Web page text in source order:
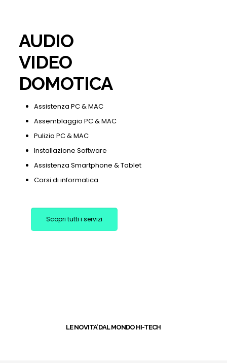
AUDIO
VIDEO
DOMOTICA
Assistenza PC & MAC
Assemblaggio PC & MAC
Pulizia PC & MAC
Installazione Software
Assistenza Smartphone & Tablet
Corsi di informatica
Scopri tutti i servizi
LE NOVITA’ DAL MONDO HI-TECH